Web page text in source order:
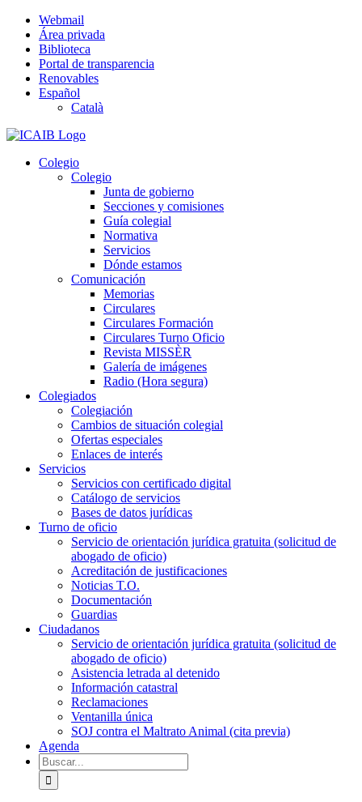
Saltar
contenido
Webmail
Área privada
Biblioteca
Portal de transparencia
Renovables
Español
Català
Colegio
Colegio
Junta de gobierno
Secciones y comisiones
Guía colegial
Normativa
Servicios
Dónde estamos
Comunicación
Memorias
Circulares
Circulares Formación
Circulares Turno Oficio
Revista MISSÈR
Galería de imágenes
Radio (Hora segura)
Colegiados
Colegiación
Cambios de situación colegial
Ofertas especiales
Enlaces de interés
Servicios
Servicios con certificado digital
Catálogo de servicios
Bases de datos jurídicas
Turno de oficio
Servicio de orientación jurídica gratuita (solicitud de
abogado de oficio)
Acreditación de justificaciones
Noticias T.O.
Documentación
Guardias
Ciudadanos
Servicio de orientación jurídica gratuita (solicitud de
abogado de oficio)
Asistencia letrada al detenido
Información catastral
Reclamaciones
Ventanilla única
SOJ contra el Maltrato Animal (cita previa)
Agenda
Buscar: